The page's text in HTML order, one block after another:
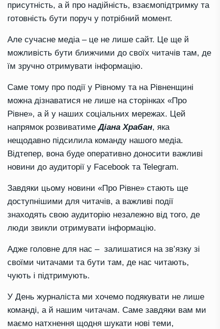
присутність, а й про надійність, взаємопідтримку та
готовність бути поруч у потрібний момент.
Але сучасне медіа – це не лише сайт. Це ще й
можливість бути ближчими до своїх читачів там, де
їм зручно отримувати інформацію.
Саме тому про події у Рівному та на Рівненщині
можна дізнаватися не лише на сторінках «Про
Рівне», а й у наших соціальних мережах. Цей
напрямок розвиватимеДіана Храбан, яка
нещодавно підсилила команду нашого медіа.
Відтепер, вона буде оперативно доносити важливі
новини до аудиторії у Facebook та Telegram.
Завдяки цьому новини «Про Рівне» стають ще
доступнішими для читачів, а важливі події
знаходять свою аудиторію незалежно від того, де
люди звикли отримувати інформацію.
Адже головне для нас – залишатися на зв’язку зі
своїми читачами та бути там, де нас читають,
чують і підтримують.
У День журналіста ми хочемо подякувати не лише
команді, а й нашим читачам. Саме завдяки вам ми
маємо натхнення щодня шукати нові теми,